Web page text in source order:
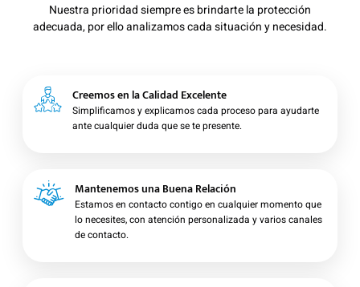
Nuestra prioridad siempre es brindarte la protección
adecuada, por ello analizamos cada situación y necesidad.
Creemos en la Calidad Excelente
Simplificamos y explicamos cada proceso para ayudarte
ante cualquier duda que se te presente.
Mantenemos una Buena Relación
Estamos en contacto contigo en cualquier momento que
lo necesites, con atención personalizada y varios canales
de contacto.